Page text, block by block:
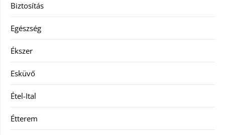
Biztosítás
Egészség
Ékszer
Esküvő
Étel-Ital
Étterem